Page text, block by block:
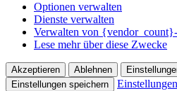
Optionen verwalten
Dienste verwalten
Verwalten von
Lese mehr über diese Zwecke
Akzeptieren Ablehnen
Einstellungen speichern